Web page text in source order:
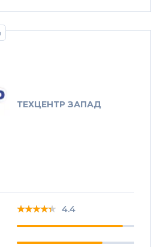
ТЕХЦЕНТР ЗАПАД
★★★★★
★★★★★
★★★★★ 4.4